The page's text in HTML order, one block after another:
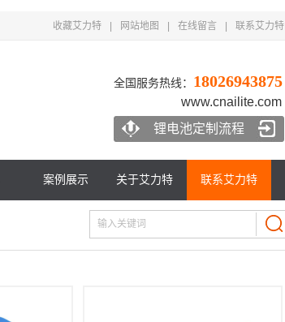
收藏艾力特 网站地图 在线留言 联系艾力特
全国服务热线： 18026943875
www.cnailite.com
锂电池定制流程
案例展示 关于艾力特 联系艾力特